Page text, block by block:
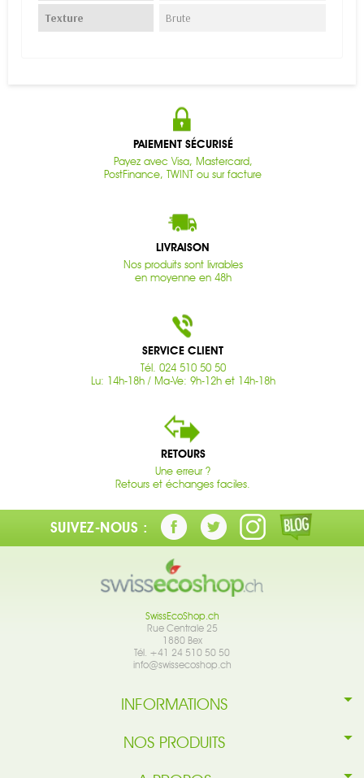
Texture Brute
PAIEMENT SÉCURISÉ
Payez avec Visa, Mastercard,
PostFinance, TWINT ou sur facture
LIVRAISON
Nos produits sont livrables
en moyenne en 48h
SERVICE CLIENT
Tél. 024 510 50 50
Lu: 14h-18h / Ma-Ve: 9h-12h et 14h-18h
RETOURS
Une erreur ?
Retours et échanges faciles.
SUIVEZ-NOUS :
SwissEcoShop.ch
Rue Centrale 25
1880 Bex
Tél. +41 24 510 50 50
info@swissecoshop.ch
INFORMATIONS
NOS PRODUITS